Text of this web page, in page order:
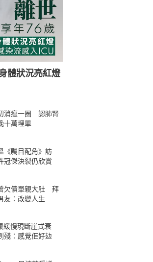
體狀況亮紅燈
消瘦一圈 認肺腎
十萬埋單
《矚目配角》訪
傑決裂仍欣賞
欠債單親大肚 拜
友：改變人生
緩慢現斷崖式衰
：感覺佢好攰